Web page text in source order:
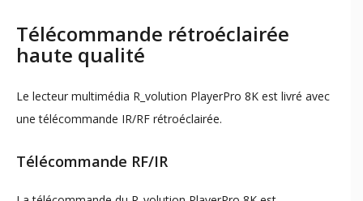
Télécommande rétroéclairée
haute qualité
Le lecteur multimédia R_volution PlayerPro 8K est livré avec
une télécommande IR/RF rétroéclairée.
Télécommande RF/IR